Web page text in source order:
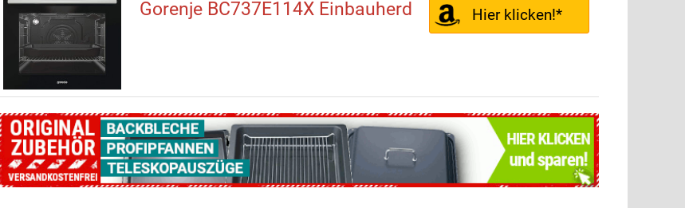
Gorenje BC737E114X Einbauherd Hier klicken!*